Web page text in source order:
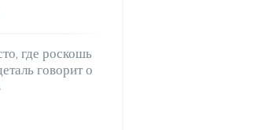
где роскошь
говорит о